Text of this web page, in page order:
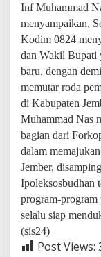
Inf Muhammad
menyampaikan,
Kodim 0824
dan Wakil Bupati
baru, dengan
memutar roda
di Kabupaten
Muhammad Nas
bagian dari
dalam
Jember,
Ipoleksosbudhan
program-program
selalu siap
(sis24)
Post Views: